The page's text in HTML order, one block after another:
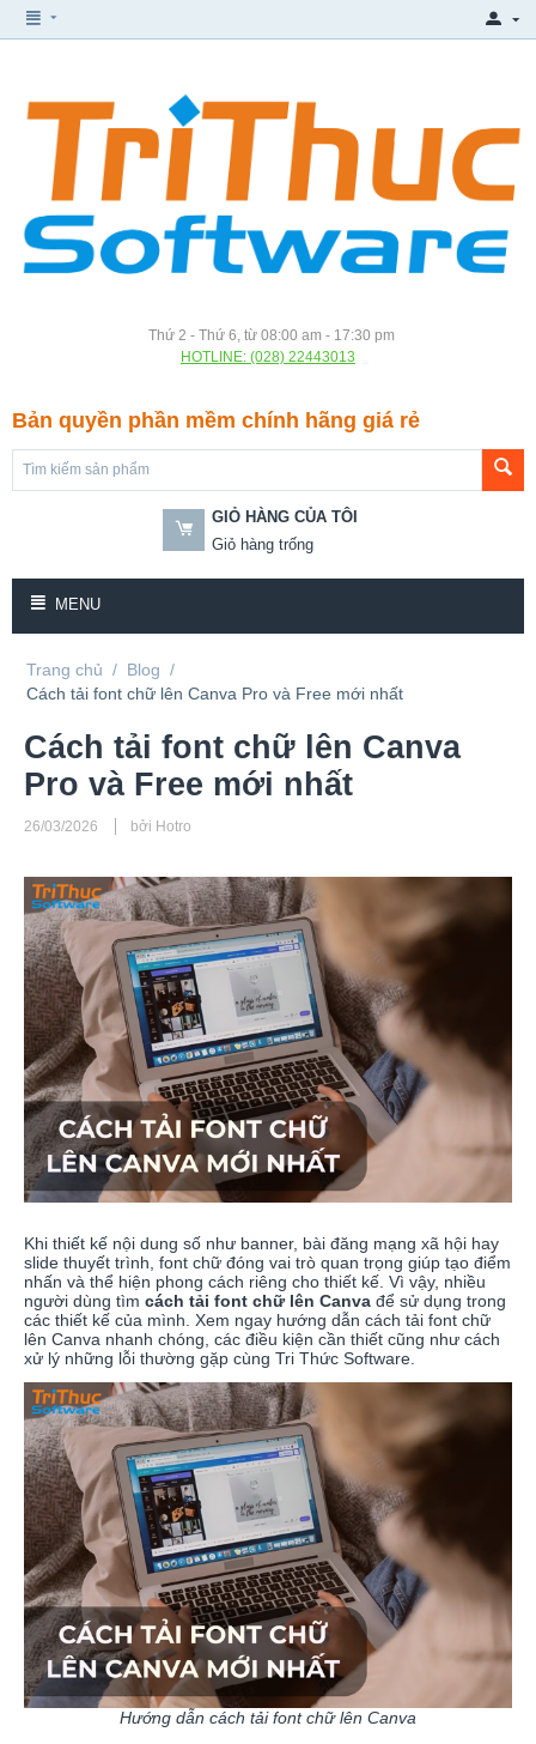
Thứ 2 - Thứ 6, từ 08:00 am - 17:30 pm
HOTLINE: (028) 22443013
Bản quyền phần mềm chính hãng giá rẻ
GIỎ HÀNG CỦA TÔI
Giỏ hàng trống
MENU
Trang chủ / Blog /
Cách tải font chữ lên Canva Pro và Free mới nhất
Cách tải font chữ lên Canva
Pro và Free mới nhất
26/03/2026 bởi Hotro
Khi thiết kế nội dung số như banner, bài đăng mạng xã hội hay
slide thuyết trình, font chữ đóng vai trò quan trọng giúp tạo điểm
nhấn và thể hiện phong cách riêng cho thiết kế. Vì vậy, nhiều
người dùng tìm cách tải font chữ lên Canva để sử dụng trong
các thiết kế của mình. Xem ngay hướng dẫn cách tải font chữ
lên Canva nhanh chóng, các điều kiện cần thiết cũng như cách
xử lý những lỗi thường gặp cùng Tri Thức Software.
Hướng dẫn cách tải font chữ lên Canva